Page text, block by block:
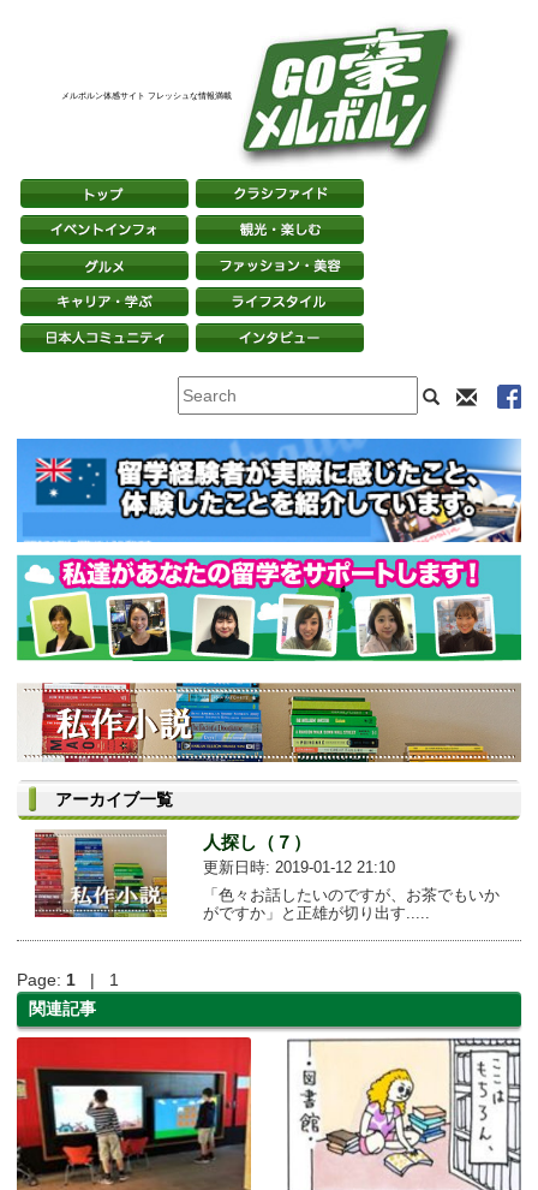
メルボルン体感サイト フレッシュな情報満載
アーカイブ一覧
人探し（７）
更新日時: 2019-01-12 21:10
「色々お話したいのですが、お茶でもいか
がですか」と正雄が切り出す.....
Page: 1 | 1
関連記事